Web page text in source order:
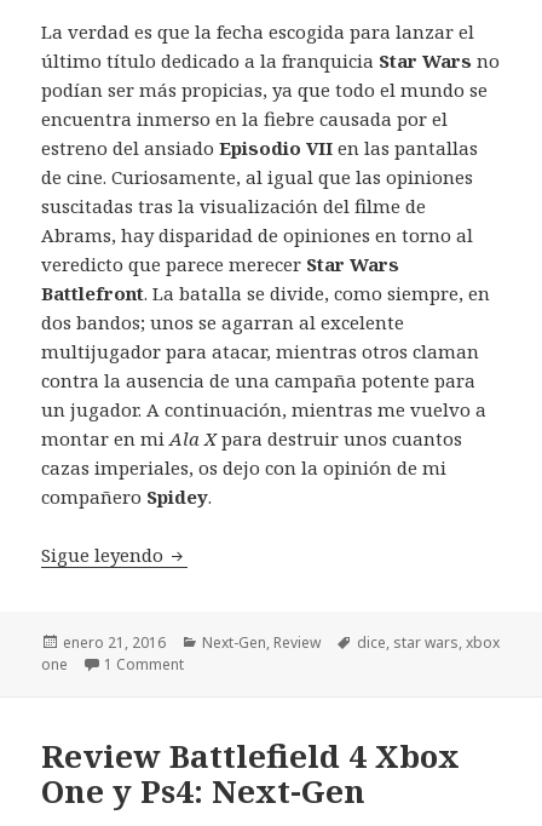
La verdad es que la fecha escogida para lanzar el
último título dedicado a la franquicia Star Wars no
podían ser más propicias, ya que todo el mundo se
encuentra inmerso en la fiebre causada por el
estreno del ansiadoEpisodio VII en las pantallas
de cine. Curiosamente, al igual que las opiniones
suscitadas tras la visualización del filme de
Abrams, hay disparidad de opiniones en torno al
veredicto que parece merecer Star Wars
Battlefront. La batalla se divide, como siempre, en
dos bandos; unos se agarran al excelente
multijugador para atacar, mientras otros claman
contra la ausencia de una campaña potente para
un jugador. A continuación, mientras me vuelvo a
montar en miAla Xpara destruir unos cuantos
cazas imperiales, os dejo con la opinión de mi
compañero Spidey.
Sigue leyendo Review Star Wars Battlefront Xbox One
Publicado
el
enero 21, 2016 Categorías
Next-Gen, Review Etiquetas
dice, star wars,xbox
one
1 Comment
Review Battlefield 4 Xbox
One y Ps4: Next-Gen